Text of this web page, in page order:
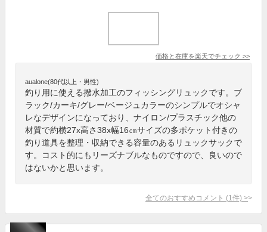
価格と在庫を楽天でチェック >>
aualone(80代以上・男性)
釣り用に使える撥水加工のフィッシングリュックです。ブ
ラック/カーキ/グレー/ベージュカラーのシンプルでオシャ
レなデザインになっており、ナイロン/プラスチック他の
材質で約横27x高さ38x幅16㎝サイズの多ポケット付きの
釣り道具を整理・収納できる容量のあるリュックサックで
す。コスト的にもリーズナブルなものですので、良いので
はないかと思います。
全てのおすすめコメント (1 件) >